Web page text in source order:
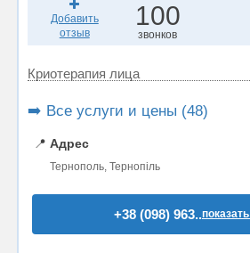
Добавить
отзыв
100
звонков
Криотерапия лица
➡️ Все услуги и цены (48)
📍 Адрес
Тернополь, Тернопіль
+38 (098) 963..